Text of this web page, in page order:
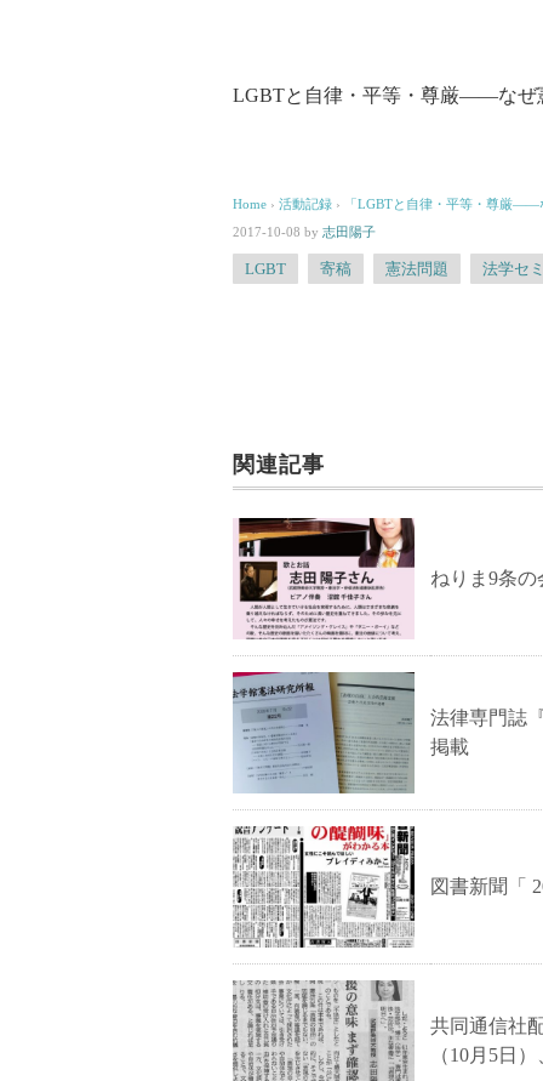
LGBTと自律・平等・尊厳――な
Home › 活動記録 ›
「LGBTと自律・平等・尊厳――
2017-10-08 by 志田陽子
LGBT 寄稿 憲法問題 法学セ
関連記事
ねりま9条
法律専門誌
掲載
図書新聞「
共同通信社
（10月5日